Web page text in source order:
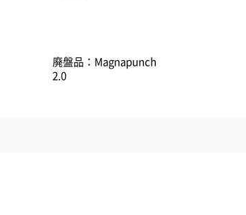
廃盤品：Magnapunch
2.0